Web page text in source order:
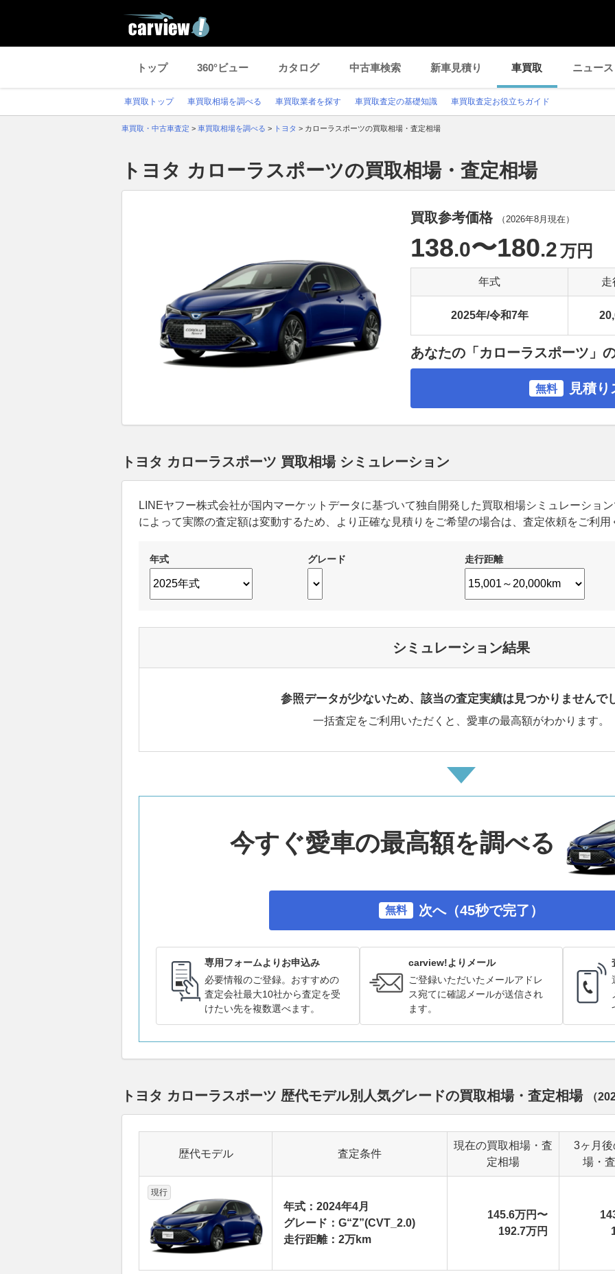
トップ 360°ビュー カタログ 中古車検索 新車見積り 車買取 ニュース
車買取トップ 車買取相場を調べる 車買取業者を探す 車買取査定の基礎知識 車買取査定お役立ちガイド
車買取・中古車査定 > 車買取相場を調べる > トヨタ > カローラスポーツの買取相場・査定相場
トヨタ カローラスポーツの買取相場・査定相場
買取参考価格 （2026年8月 現在）
138.0〜180.2万円
年式 走
2025年/令和7年
あなたの「カローラスポーツ」
無料 見積
トヨタ カローラスポーツ 買取相場 シミュレーション
LINEヤフー株式会社が国内マーケットデータに基づいて独自開発した買取相場シミュレーショ
によって実際の査定額は変動するため、より正確な見積りをご希望の場合は、査定依頼をご利用
年式 グレード 走行距離
シミュレーション結果
参照データが少ないため、該当の査定実績は見つかりませんで
一括査定をご利用いただくと、愛車の最高額がわかります。
今すぐ愛車の最高額を調べる
無料 次へ（45秒で完了）
専用フォームよりお申込み
必要情報のご登録。おすすめの
査定会社最大10社から査定を受
けたい先を複数選べます。
carview!よりメール
ご登録いただいたメールアドレ
ス宛てに確認メールが送信され
ます。
トヨタ カローラスポーツ 歴代モデル別人気グレードの買取相場・査定相場 （
歴代モデル 査定条件
現在の買取相場・査
定相場
3ヶ月
場・
現行
年式：2024年4月
グレード：G“Z”(CVT_2.0)
走行距離：2万km
145.6万円〜
192.7万円